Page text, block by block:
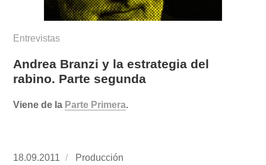
Entrevistas
Andrea Branzi y la estrategia del
rabino. Parte segunda
Viene de la Parte Primera.
Publicado
18.09.2011 https://www.experimenta.es/author/
Producción